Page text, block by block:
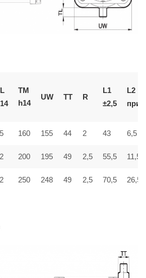
TM
h14
UW TT R
L1
±2,5
L2
160 155 44 2 43 6,5
200 195 49 2,5 55,5 11,5
250 248 49 2,5 70,5 26,5